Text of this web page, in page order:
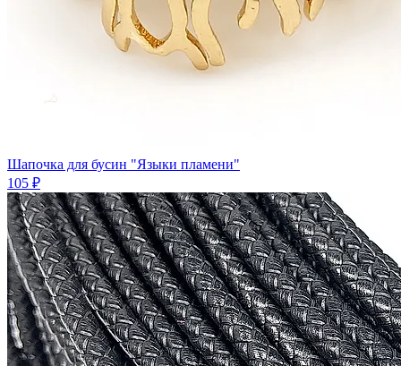
Шапочка для бусин "Языки пламени"
105 ₽